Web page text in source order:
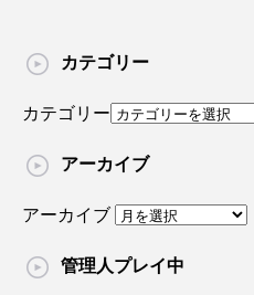
カテゴリー
カテゴリー
アーカイブ
アーカイブ
管理人プレイ中